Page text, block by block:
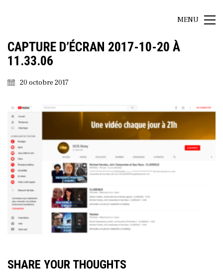
MENU
CAPTURE D’ÉCRAN 2017-10-20 À
11.33.06
20 octobre 2017
SHARE YOUR THOUGHTS